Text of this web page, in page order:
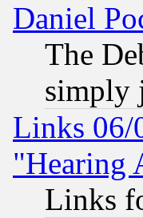
Daniel
The
simply
Links 06/
"Hearing
Links